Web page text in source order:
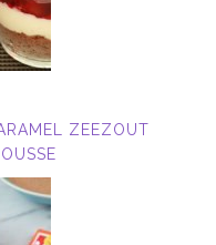
ZEEZOUT